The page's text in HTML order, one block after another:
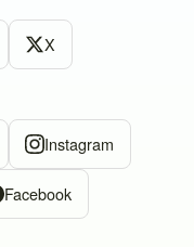
X
Instagram
Facebook